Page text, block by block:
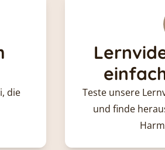
die
Teste unsere
und finde